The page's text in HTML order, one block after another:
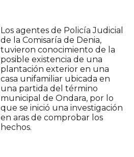
Los agentes de Policía Judicial
de la Comisaría de Denia,
tuvieron conocimiento de la
posible existencia de una
plantación exterior en una
casa unifamiliar ubicada en
una partida del término
municipal de Ondara, por lo
que se inició una investigación
en aras de comprobar los
hechos.